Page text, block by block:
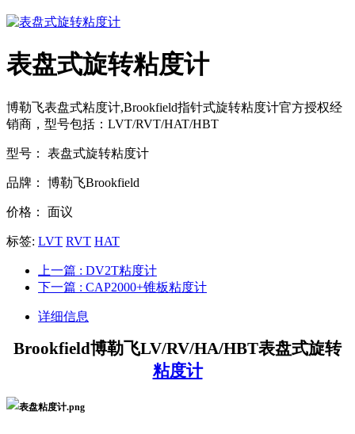
表盘式旋转粘度计
博勒飞表盘式粘度计,Brookfield指针式旋转粘度计官方授权经
销商，型号包括：LVT/RVT/HAT/HBT
型号： 表盘式旋转粘度计
品牌： 博勒飞Brookfield
价格： 面议
标签: LVT RVT HAT
上一篇 : DV2T粘度计
下一篇 : CAP2000+锥板粘度计
详细信息
Brookfield博勒飞LV/RV/HA/HBT表盘式旋转
粘度计